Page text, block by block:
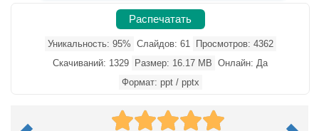
Распечатать
Уникальность: 95% Слайдов: 61
Просмотров: 4362
Скачиваний: 1329
Размер: 16.17 MB Онлайн: Да
Формат: ppt / pptx